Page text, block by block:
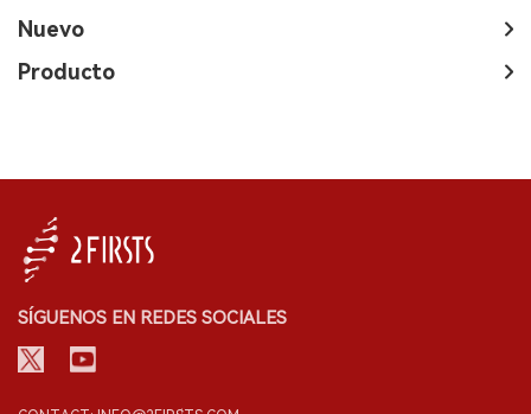
Nuevo
Producto
SÍGUENOS EN REDES SOCIALES